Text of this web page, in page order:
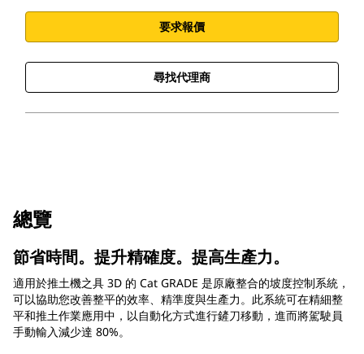
要求報價
尋找代理商
總覽
節省時間。提升精確度。提高生產力。
適用於推土機之具 3D 的 Cat GRADE 是原廠整合的坡度控制系統，
可以協助您改善整平的效率、精準度與生產力。此系統可在精細整
平和推土作業應用中，以自動化方式進行鏟刀移動，進而將駕駛員
手動輸入減少達 80%。